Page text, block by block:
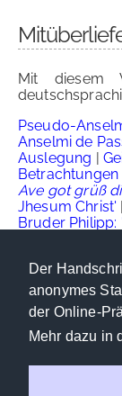
Der
anonymes
der Online-
Mehr dazu in
Mit diesem
Pseudo-
Anselmi de
Auslegung |
Betrachtungen
Ave got grüß
Jhesum Christ' |
Bruder Philipp: